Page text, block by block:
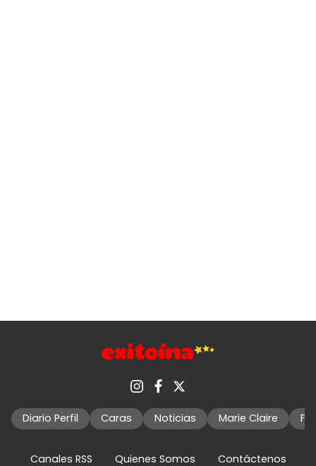
Diario Perfil Caras Noticias Marie Claire
Canales RSS Quienes Somos Contáctenos